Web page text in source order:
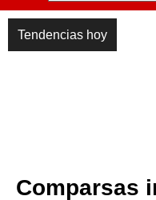
Tendencias hoy
Comparsas